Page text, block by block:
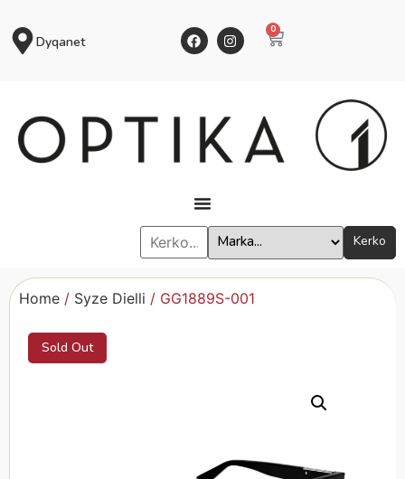
Dyqanet
0
Kerko
Home / Syze Dielli / GG1889S-001
Sold Out